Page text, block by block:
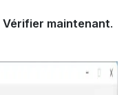
Vérifier maintenant.